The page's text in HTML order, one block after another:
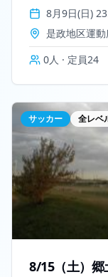
8月9日(日)
是政地区運動
0人 · 定員24
サッカー 全レベ
8/15（土）郷